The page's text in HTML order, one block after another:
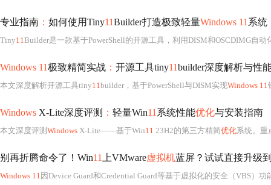
专业指南 ： 如何使用Tiny11Builder打造极致轻量Windows 11 系统
Tiny11Builder是一款基于PowerShell的开源工具，利用DISM和OSCDIMG自动
Windows 11极致精简实战 ： 开源工具tiny11builder深度解析与性
本文深度解析开源工具tiny11builder，基于PowerShell与DISM实现Windows 11
Windows X-Lite深度评测 ： 轻量Win11 系统性能优化与安装指南
本文深度评测 Windows X-Lite——基于Win11 23H2的第三方精简优化系统。重点分
别再折腾命令了！Win11 上VMware虚拟机蓝屏？试试直接升级
Windows 11 因Device Guard和Credential Guard等基于虚拟化的安全（VBS）功能，常导致VMware旧版本蓝屏。VMware 17 Pro通过